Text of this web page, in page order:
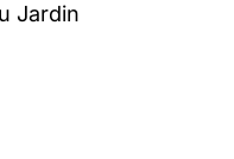
Jardin